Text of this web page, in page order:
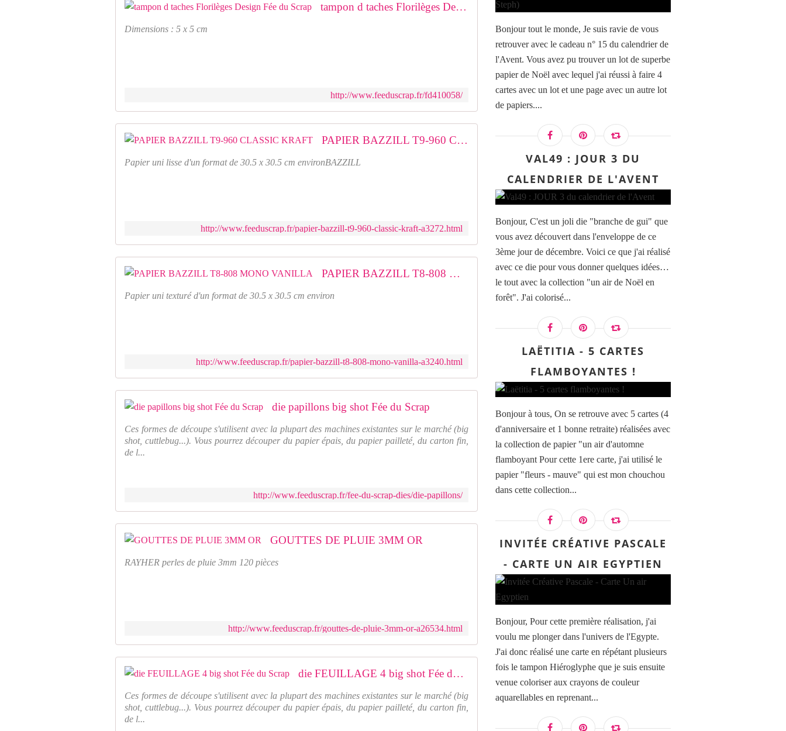
tampon d taches Florilèges Design Fée du Scrap
Dimensions : 5 x 5 cm
http://www.feeduscrap.fr/fd410058/
PAPIER BAZZILL T9-960 CLASSIC KRAFT
Papier uni lisse d'un format de 30.5 x 30.5 cm environBAZZILL
http://www.feeduscrap.fr/papier-bazzill-t9-960-classic-kraft-a3272.html
PAPIER BAZZILL T8-808 MONO VANILLA
Papier uni texturé d'un format de 30.5 x 30.5 cm environ
http://www.feeduscrap.fr/papier-bazzill-t8-808-mono-vanilla-a3240.html
die papillons big shot Fée du Scrap
Ces formes de découpe s'utilisent avec la plupart des machines existantes sur le marché (big
shot, cuttlebug...). Vous pourrez découper du papier épais, du papier pailleté, du carton fin,
de l...
http://www.feeduscrap.fr/fee-du-scrap-dies/die-papillons/
GOUTTES DE PLUIE 3MM OR
RAYHER perles de pluie 3mm 120 pièces
http://www.feeduscrap.fr/gouttes-de-pluie-3mm-or-a26534.html
die FEUILLAGE 4 big shot Fée du Scrap
Ces formes de découpe s'utilisent avec la plupart des machines existantes sur le marché (big
shot, cuttlebug...). Vous pourrez découper du papier épais, du papier pailleté, du carton fin,
de l...
Bonjour tout le monde, Je suis ravie de vous
retrouver avec le cadeau n° 15 du calendrier de
l'Avent. Vous avez pu trouver un lot de superbe
papier de Noël avec lequel j'ai réussi à faire 4
cartes avec un lot et une page avec un autre lot
de papiers....
VAL49 : JOUR 3 DU
CALENDRIER DE L'AVENT
Bonjour, C'est un joli die "branche de gui" que
vous avez découvert dans l'enveloppe de ce
3ème jour de décembre. Voici ce que j'ai réalisé
avec ce die pour vous donner quelques idées…
le tout avec la collection "un air de Noël en
forêt". J'ai colorisé...
LAËTITIA - 5 CARTES
FLAMBOYANTES !
Bonjour à tous, On se retrouve avec 5 cartes (4
d'anniversaire et 1 bonne retraite) réalisées avec
la collection de papier "un air d'automne
flamboyant Pour cette 1ere carte, j'ai utilisé le
papier "fleurs - mauve" qui est mon chouchou
dans cette collection...
INVITÉE CRÉATIVE PASCALE
- CARTE UN AIR EGYPTIEN
Bonjour, Pour cette première réalisation, j'ai
voulu me plonger dans l'univers de l'Egypte.
J'ai donc réalisé une carte en répétant plusieurs
fois le tampon Hiéroglyphe que je suis ensuite
venue coloriser aux crayons de couleur
aquarellables en reprenant...